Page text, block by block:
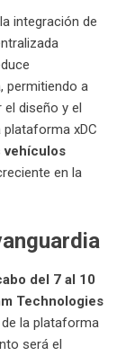
integración de
permitiendo a
diseño y el
xDC
vehículos
en la
del 7 al 10
Technologies
la plataforma
será el